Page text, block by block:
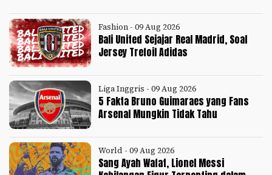
Fashion - 09 Aug 2026
Bali United Sejajar Real Madrid, Soal
Jersey Trefoil Adidas
Liga Inggris - 09 Aug 2026
5 Fakta Bruno Guimaraes yang Fans
Arsenal Mungkin Tidak Tahu
World - 09 Aug 2026
Sang Ayah Wafat, Lionel Messi